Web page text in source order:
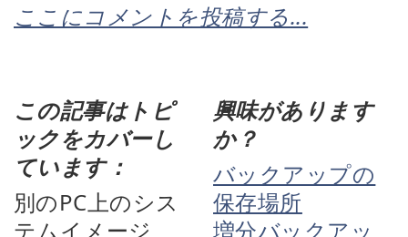
ここにコメントを投稿する...
この記事はトピ
ックをカバーし
ています：
別のPC上のシス
テムイメージ
興味があります
か？
バックアップの
保存場所
増分バックアッ